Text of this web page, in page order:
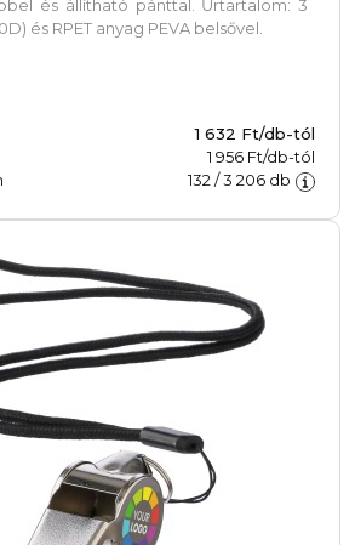
és állítható pánttal. Űrtartalom: 3
és RPET anyag PEVA belsővel.
1 632 Ft/db-tól
1 956 Ft/db-tól
132 /3 206 db